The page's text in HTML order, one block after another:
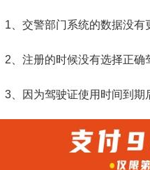
1、交警部门系统的数据没有
2、注册的时候没有选择正确
3、因为驾驶证使用时间到期